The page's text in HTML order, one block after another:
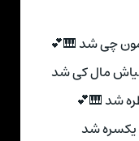
چی شد 🎹💕
مال کی شد
شد 🎹💕
یکسره شد